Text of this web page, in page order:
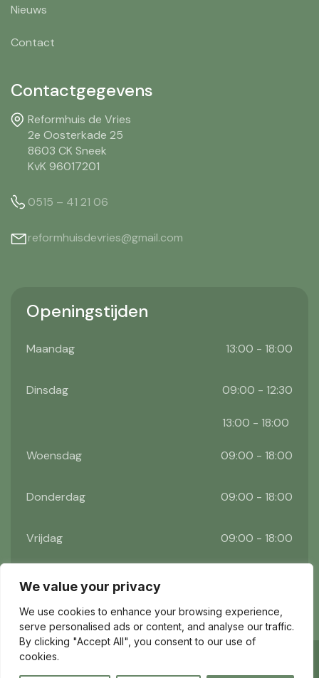
We value your privacy
We use cookies to enhance your browsing experience,
serve personalised ads or content, and analyse our traffic.
By clicking "Accept All", you consent to our use of
cookies.
Nieuws
Contact
Contactgegevens
Reformhuis de Vries
2e Oosterkade 25
8603 CK Sneek
KvK 96017201
0515 – 41 21 06
reformhuisdevries@gmail.com
Openingstijden
Maandag 13:00 - 18:00
Dinsdag 09:00 - 12:30
13:00 - 18:00
Woensdag 09:00 - 18:00
Donderdag 09:00 - 18:00
Vrijdag 09:00 - 18:00
Zaterdag